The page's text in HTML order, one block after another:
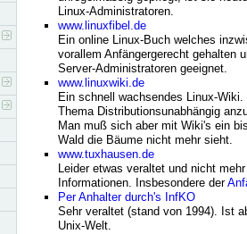
Linux-Administratoren.
www.linuxfibel.de
Ein online Linux-Buch welches
vorallem Anfängergerecht gehalten
Server-Administratoren geeignet.
www.linuxwiki.de
Ein schnell wachsendes Linux-
Thema Distributionsunabhängig
Man muß sich aber mit Wiki's ein
Wald die Bäume nicht mehr sieht.
www.tuxhausen.de
Leider etwas veraltet und nicht
Informationen. Insbesondere der
Per Anhalter durch's InfKO
Sehr veraltet (stand von 1994). Ist
Unix-Welt.